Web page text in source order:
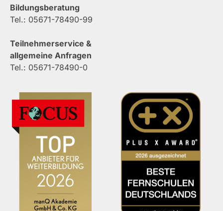
Bildungsberatung
Tel.: 05671-78490-99
Teilnehmerservice &
allgemeine Anfragen
Tel.: 05671-78490-0